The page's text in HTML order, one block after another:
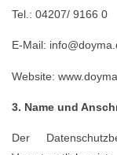
Tel.: 04207/ 9166 0
E-Mail:
Website:
3. Name und
Der